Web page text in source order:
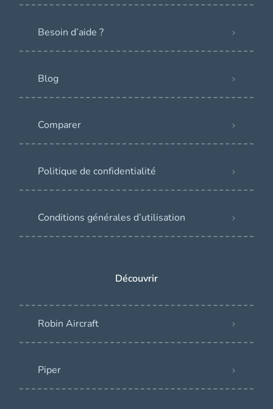
Besoin d’aide ?
Blog
Comparer
Politique de confidentialité
Conditions générales d’utilisation
Découvrir
Robin Aircraft
Piper